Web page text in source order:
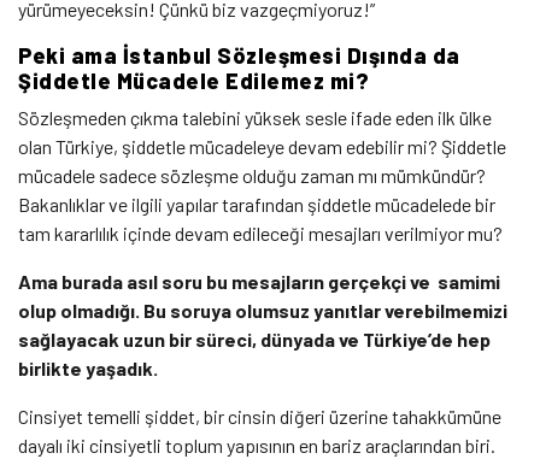
yürümeyeceksin! Çünkü biz vazgeçmiyoruz!”
Peki ama İstanbul Sözleşmesi Dışında da
Şiddetle Mücadele Edilemez mi?
Sözleşmeden çıkma talebini yüksek sesle ifade eden ilk ülke
olan Türkiye, şiddetle mücadeleye devam edebilir mi? Şiddetle
mücadele sadece sözleşme olduğu zaman mı mümkündür?
Bakanlıklar ve ilgili yapılar tarafından şiddetle mücadelede bir
tam kararlılık içinde devam edileceği mesajları verilmiyor mu?
Ama burada asıl soru bu mesajların gerçekçi ve samimi
olup olmadığı. Bu soruya olumsuz yanıtlar verebilmemizi
sağlayacak uzun bir süreci, dünyada ve Türkiye’de hep
birlikte yaşadık.
Cinsiyet temelli şiddet, bir cinsin diğeri üzerine tahakkümüne
dayalı iki cinsiyetli toplum yapısının en bariz araçlarından biri.